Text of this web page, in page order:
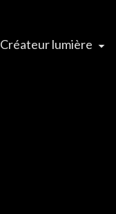
Créateur lumière